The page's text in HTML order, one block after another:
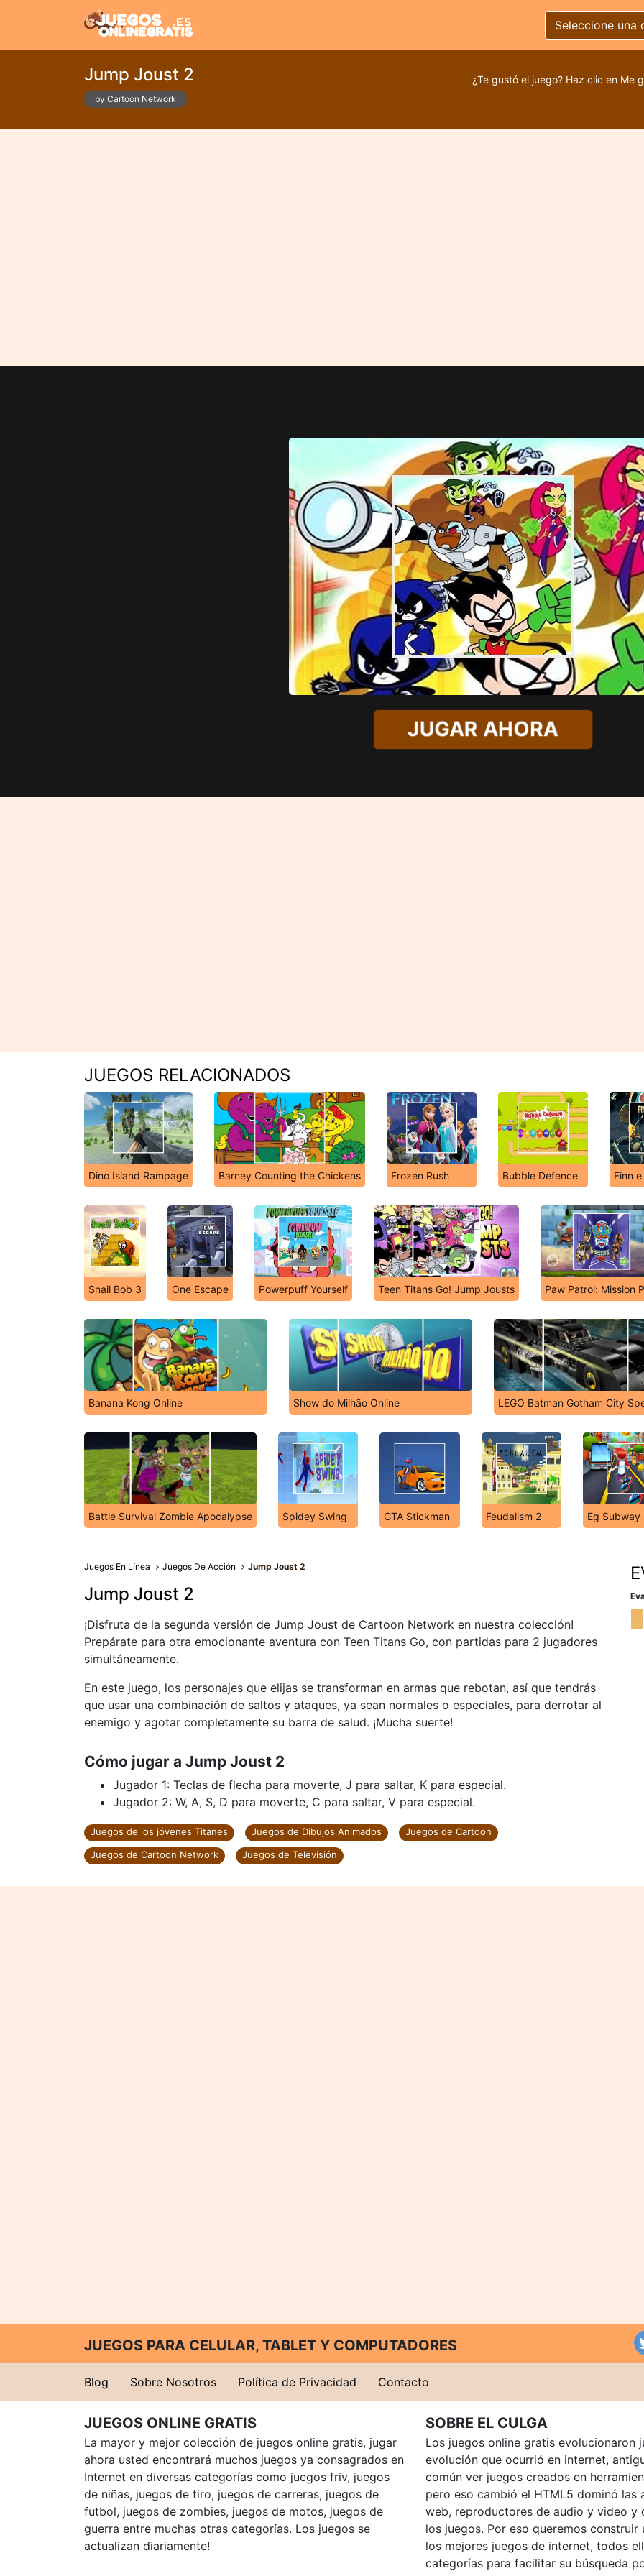
Seleccione una
Jump Joust 2
by Cartoon Network
¿Te gustó el juego? Haz clic en Me
JUGAR AHORA
JUEGOS RELACIONADOS
Dino Island Rampage Barney Counting the Chickens Frozen Rush Bubble Defence Finn
Snail Bob 3 One Escape Powerpuff Yourself Teen Titans Go! Jump Jousts Paw Patrol: Mission
Banana Kong Online Show do Milhão Online LEGO Batman Gotham City
Battle Survival Zombie Apocalypse Spidey Swing GTA Stickman Feudalism 2 Eg Subway
Juegos En Línea Juegos De Acción Jump Joust 2
Jump Joust 2
¡Disfruta de la segunda versión de Jump Joust de Cartoon Network en nuestra colección!
Prepárate para otra emocionante aventura con Teen Titans Go, con partidas para 2 jugadores
simultáneamente.
En este juego, los personajes que elijas se transforman en armas que rebotan, así que tendrás
que usar una combinación de saltos y ataques, ya sean normales o especiales, para derrotar al
enemigo y agotar completamente su barra de salud. ¡Mucha suerte!
Cómo jugar a Jump Joust 2
Jugador 1: Teclas de flecha para moverte, J para saltar, K para especial.
Jugador 2: W, A, S, D para moverte, C para saltar, V para especial.
Juegos de los jóvenes Titanes Juegos de Dibujos Animados
Juegos de Cartoon
Juegos de Cartoon Network
Juegos de Televisión
JUEGOS PARA CELULAR, TABLET Y COMPUTADORES
Blog Sobre Nosotros Política de Privacidad Contacto
JUEGOS ONLINE GRATIS
La mayor y mejor colección de juegos online gratis, jugar
ahora usted encontrará muchos juegos ya consagrados en
Internet en diversas categorías como juegos friv, juegos
de niñas, juegos de tiro, juegos de carreras, juegos de
futbol, juegos de zombies, juegos de motos, juegos de
guerra entre muchas otras categorías. Los juegos se
actualizan diariamente!
SOBRE EL CULGA
Los juegos online gratis evolucionaron
evolución que ocurrió en internet,
común ver juegos creados en
pero eso cambió el HTML5 dominó las
web, reproductores de audio y video y
los juegos. Por eso queremos construir
los mejores juegos de internet, todos
categorías para facilitar su búsqueda